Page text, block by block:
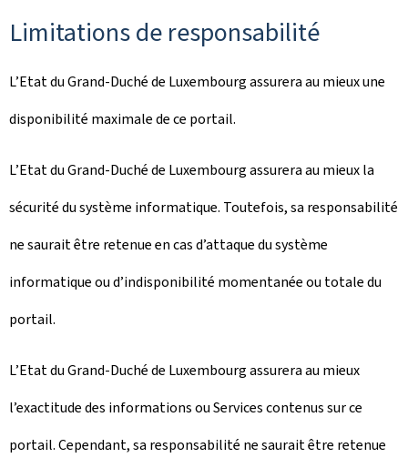
Limitations de responsabilité
L’Etat du Grand-Duché de Luxembourg assurera au mieux une
disponibilité maximale de ce portail.
L’Etat du Grand-Duché de Luxembourg assurera au mieux la
sécurité du système informatique. Toutefois, sa responsabilité
ne saurait être retenue en cas d’attaque du système
informatique ou d’indisponibilité momentanée ou totale du
portail.
L’Etat du Grand-Duché de Luxembourg assurera au mieux
l’exactitude des informations ou Services contenus sur ce
portail. Cependant, sa responsabilité ne saurait être retenue